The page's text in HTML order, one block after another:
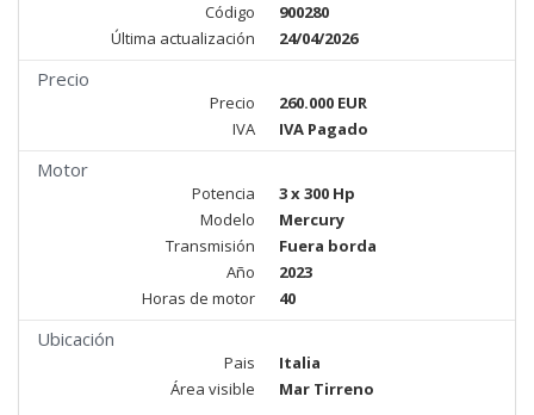
Código
900280
Última actualización
24/04/2026
Precio
Precio
260.000 EUR
IVA
IVA Pagado
Motor
Potencia
3 x 300 Hp
Modelo
Mercury
Transmisión
Fuera borda
Año
2023
Horas de motor
40
Ubicación
Pais
Italia
Área visible
Mar Tirreno